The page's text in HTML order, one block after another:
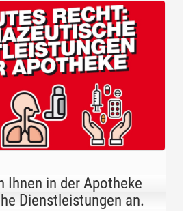
Ihnen in der Apotheke
Dienstleistungen an.